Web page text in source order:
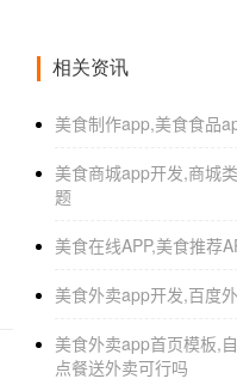
相关资讯
美食制作app,美食食品
美食商城app开发,商城
题
美食在线APP,美食推荐
美食外卖app开发,百度
美食外卖app首页模板,
点餐送外卖可行吗